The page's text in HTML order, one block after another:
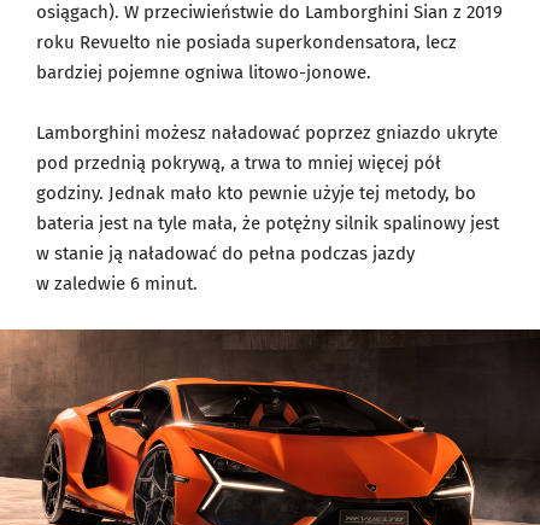
osiągach). W przeciwieństwie do Lamborghini Sian z 2019
roku Revuelto nie posiada superkondensatora, lecz
bardziej pojemne ogniwa litowo-jonowe.
Lamborghini możesz naładować poprzez gniazdo ukryte
pod przednią pokrywą, a trwa to mniej więcej pół
godziny. Jednak mało kto pewnie użyje tej metody, bo
bateria jest na tyle mała, że potężny silnik spalinowy jest
w stanie ją naładować do pełna podczas jazdy
w zaledwie 6 minut.